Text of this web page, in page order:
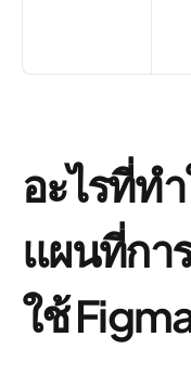
อะไรที่ท
แผนที่กา
ใช้